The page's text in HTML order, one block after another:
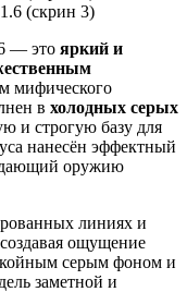
— это яркий и
мифического
в холодных серых
и строгую базу для
нанесён эффектный
оружию
линиях и
ощущение
серым фоном и
заметной и